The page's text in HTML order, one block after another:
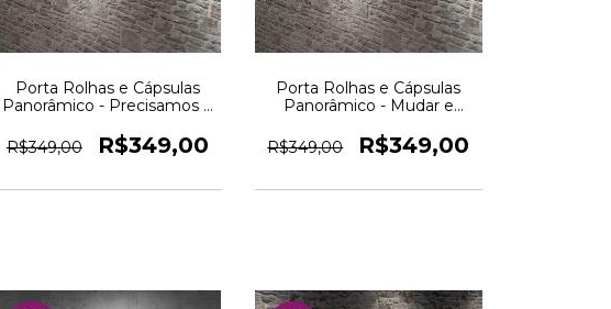
Porta Rolhas e Cápsulas
Panorâmico - Precisamos e
R$349,00
R$349,00
Porta Rolhas e Cápsulas
Panorâmico - Mudar e
R$349,00
R$349,00